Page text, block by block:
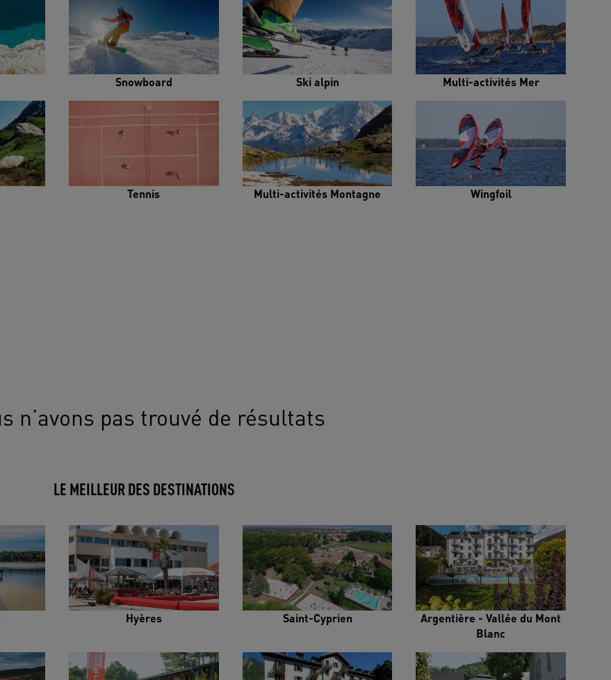
Snowboard Ski alpin Multi-activités Mer
Tennis Multi-activités Montagne Wingfoil
n’avons pas trouvé de résultats
LE MEILLEUR DES DESTINATIONS
Hyères Saint-Cyprien
Argentière - Vallée du Mont
Blanc